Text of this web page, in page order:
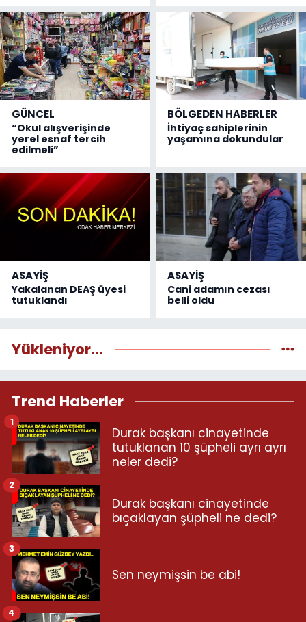
GÜNCEL
“Okul alışverişinde
yerel esnaf tercih
edilmeli”
BÖLGEDEN HABERLER
İhtiyaç sahiplerinin
yaşamına dokundular
ASAYİŞ
Yakalanan DEAŞ üyesi
tutuklandı
ASAYİŞ
Cani adamın cezası
belli oldu
Yükleniyor...
Trend Haberler
Durak başkanı cinayetinde
tutuklanan 10 şüpheli ayrı ayrı
neler dedi?
1
Durak başkanı cinayetinde
bıçaklayan şüpheli ne dedi?
2
Sen neymişsin be abi!
3
4